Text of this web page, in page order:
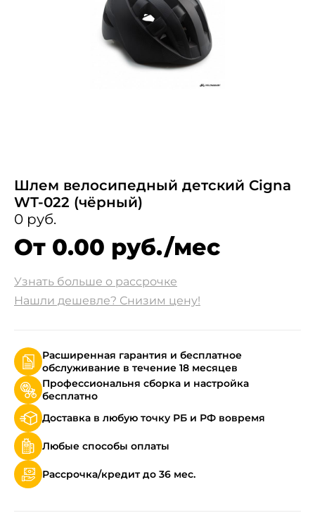
Шлем велосипедный детский Cigna
WT-022 (чёрный)
0 руб.
От 0.00 руб./мес
Узнать больше о рассрочке
Нашли дешевле? Снизим цену!
Расширенная гарантия и бесплатное
обслуживание в течение 18 месяцев
Профессиональня сборка и настройка
бесплатно
Доставка в любую точку РБ и РФ вовремя
Любые способы оплаты
Рассрочка/кредит до 36 мес.